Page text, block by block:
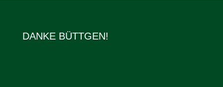
DANKE BÜTTGEN!